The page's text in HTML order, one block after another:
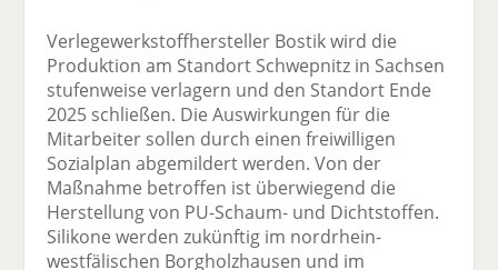
Verlegewerkstoffhersteller Bostik wird die
Produktion am Standort Schwepnitz in Sachsen
stufenweise verlagern und den Standort Ende
2025 schließen. Die Auswirkungen für die
Mitarbeiter sollen durch einen freiwilligen
Sozialplan abgemildert werden. Von der
Maßnahme betroffen ist überwiegend die
Herstellung von PU-Schaum- und Dichtstoffen.
Silikone werden zukünftig im nordrhein-
westfälischen Borgholzhausen und im